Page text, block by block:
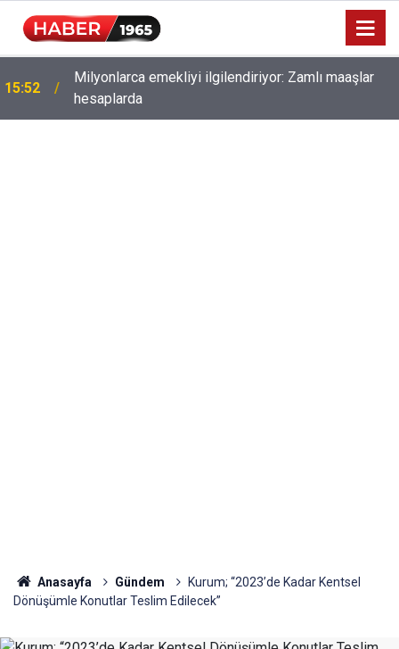
15:52
Milyonlarca emekliyi ilgilendiriyor: Zamlı maaşlar
hesaplarda
Anasayfa Gündem
Kurum; “2023’de Kadar Kentsel
Dönüşümle Konutlar Teslim Edilecek”